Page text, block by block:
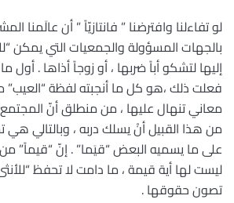
لو تفاءلنا وافترضنا ” فانتازيّاً ” أن عالَمنا
بالجهات المسؤولة والجمعيات التي يمكن
إليها لتشكو أباً ضربها ، أو زوجاً أذاها . أول
فعلت ذلك ،هو كل ما أنجبته لفظة
معاني تنهال عليها ، من منطلق أنّ
من هذا القبيل أنْ يسلك دربه ، وبالتالي
على ما يسميه البعض “قيَما” . إنّ “قيماً”
ليست لها أية قيمة ، ما دامت لا تحفظ
تصون حقوقها .